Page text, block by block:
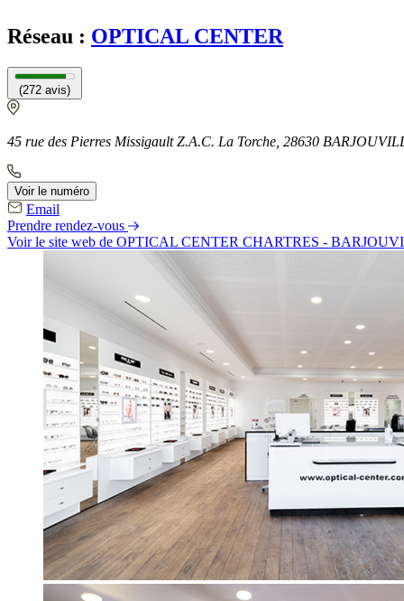
Réseau : OPTICAL CENTER
(272 avis)
45 rue des Pierres Missigault Z.A.C. La Torche, 28630
Voir le numéro
Email
Prendre rendez-vous
Voir le site web de OPTICAL CENTER CHARTRES -